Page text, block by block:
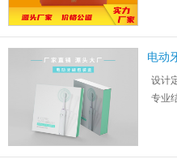
纹、
盒型
抽屉
适用
零食
电动
设计
专业
电